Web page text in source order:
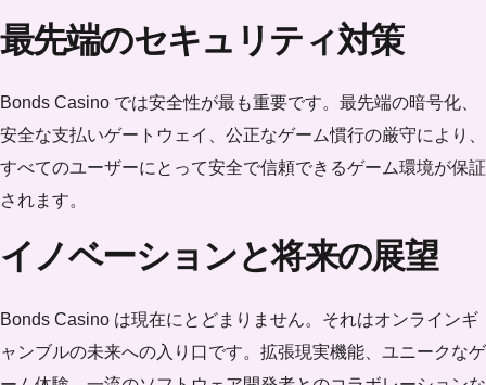
最先端のセキュリティ対策
Bonds Casino では安全性が最も重要です。最先端の暗号化、
安全な支払いゲートウェイ、公正なゲーム慣行の厳守により、
すべてのユーザーにとって安全で信頼できるゲーム環境が保証
されます。
イノベーションと将来の展望
Bonds Casino は現在にとどまりません。それはオンラインギ
ャンブルの未来への入り口です。拡張現実機能、ユニークなゲ